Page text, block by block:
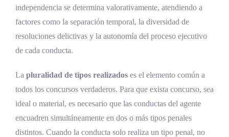
Pluralidad de acciones delictivas
Homogeneidad típica
Afectación de bienes jurídicos
Unidad de finalidad
Regla de penalidad del delito continuado
Delitos que no admiten continuación
independencia se determina valorativamente, atendiendo a
factores como la separación temporal, la diversidad de
resoluciones delictivas y la autonomía del proceso ejecutivo
de cada conducta.
La pluralidad de tipos realizados es el elemento común a
todos los concursos verdaderos. Para que exista concurso, sea
ideal o material, es necesario que las conductas del agente
encuadren simultáneamente en dos o más tipos penales
distintos. Cuando la conducta solo realiza un tipo penal, no